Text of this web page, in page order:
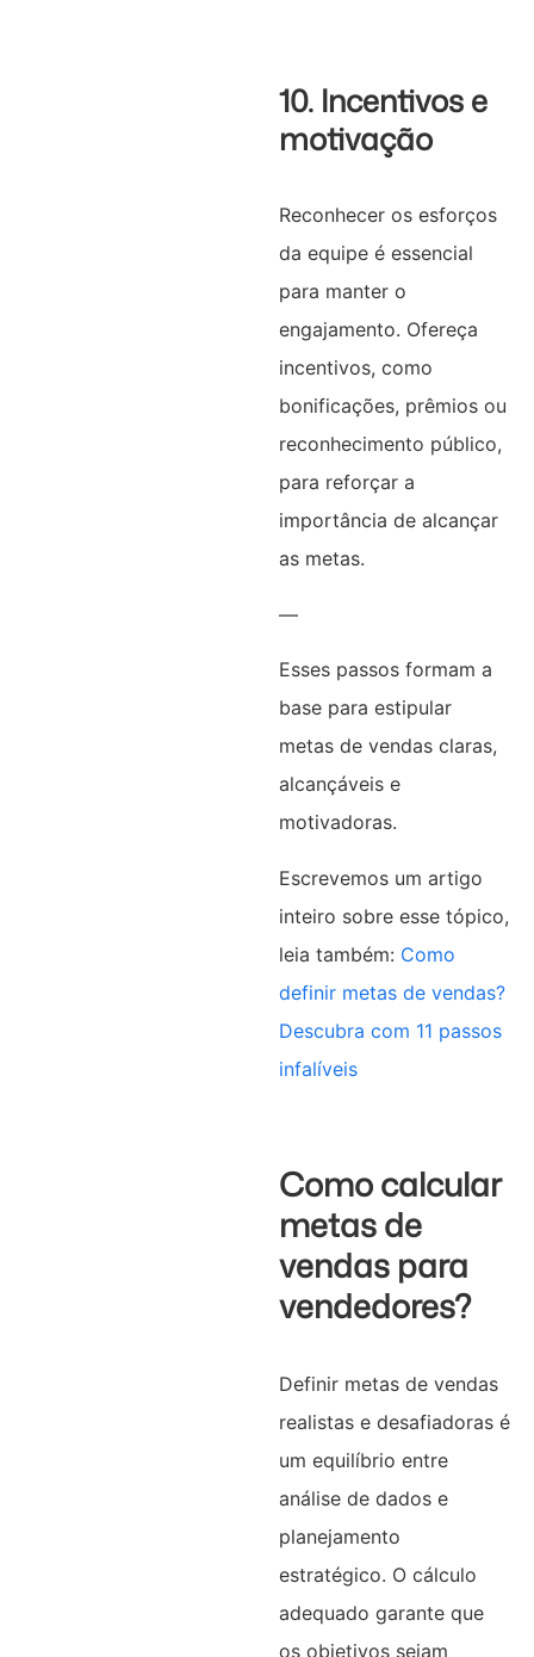
10. Incentivos e
motivação
Reconhecer os esforços
da equipe é essencial
para manter o
engajamento. Ofereça
incentivos, como
bonificações, prêmios ou
reconhecimento público,
para reforçar a
importância de alcançar
as metas.
—
Esses passos formam a
base para estipular
metas de vendas claras,
alcançáveis e
motivadoras.
Escrevemos um artigo
inteiro sobre esse tópico,
leia também: Como
definir metas de vendas?
Descubra com 11 passos
infalíveis
Como calcular
metas de
vendas para
vendedores?
Definir metas de vendas
realistas e desafiadoras é
um equilíbrio entre
análise de dados e
planejamento
estratégico. O cálculo
adequado garante que
os objetivos sejam